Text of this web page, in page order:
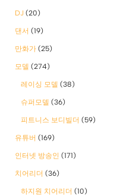
DJ (20)
댄서 (19)
만화가 (25)
모델 (274)
레이싱 모델 (38)
슈퍼모델 (36)
피트니스 보디빌더 (59)
유튜버 (169)
인터넷 방송인 (171)
치어리더 (36)
하지원 치어리더 (10)